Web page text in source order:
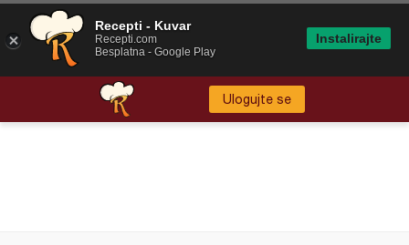
Ulogujte se
Recepti - Kuvar
Recepti.com
Besplatna - Google Play
Instalirajte